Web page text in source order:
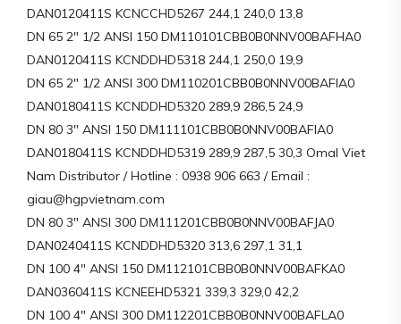
DAN0120411S KCNCCHD5267 244,1 240,0 13,8
DN 65 2″ 1/2 ANSI 150 DM110101CBB0B0NNV00BAFHA0
DAN0120411S KCNDDHD5318 244,1 250,0 19,9
DN 65 2″ 1/2 ANSI 300 DM110201CBB0B0NNV00BAFIA0
DAN0180411S KCNDDHD5320 289,9 286,5 24,9
DN 80 3″ ANSI 150 DM111101CBB0B0NNV00BAFIA0
DAN0180411S KCNDDHD5319 289,9 287,5 30,3 Omal Viet
Nam Distributor / Hotline : 0938 906 663 / Email :
giau@hgpvietnam.com
DN 80 3″ ANSI 300 DM111201CBB0B0NNV00BAFJA0
DAN0240411S KCNDDHD5320 313,6 297,1 31,1
DN 100 4″ ANSI 150 DM112101CBB0B0NNV00BAFKA0
DAN0360411S KCNEEHD5321 339,3 329,0 42,2
DN 100 4″ ANSI 300 DM112201CBB0B0NNV00BAFLA0